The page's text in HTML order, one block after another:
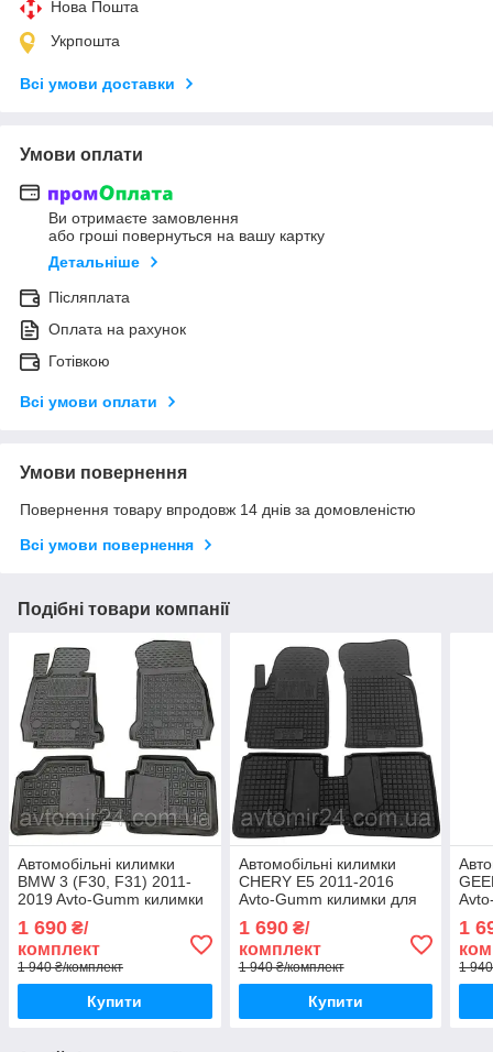
Нова Пошта
Укрпошта
Всі умови доставки
Умови оплати
Ви отримаєте замовлення
або гроші повернуться на вашу картку
Детальніше
Післяплата
Оплата на рахунок
Готівкою
Всі умови оплати
Умови повернення
Повернення товару впродовж 14 днів за домовленістю
Всі умови повернення
Подібні товари компанії
Автомобільні килимки
BMW 3 (F30, F31) 2011-
2019 Avto-Gumm килимки
Ф31) 2011-2019 Автогум
1 690 ₴/
комплект
1 940 ₴/комплект
Купити
Автомобільні килимки
CHERY E5 2011-2016
Avto-Gumm килимки для
Автогум
1 690₴/
комплект
1 940 ₴/комплект
Купити
1
1